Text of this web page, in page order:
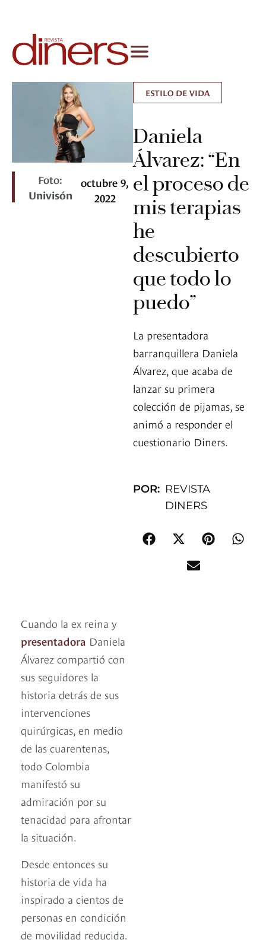
Foto:
Univisón
octubre 9,
2022
ESTILO DE VIDA
Daniela
Álvarez: “En
el proceso de
mis terapias
he
descubierto
que todo lo
puedo”
La presentadora
barranquillera Daniela
Álvarez, que acaba de
lanzar su primera
colección de pijamas, se
animó a responder el
cuestionario Diners.
POR: REVISTA
DINERS
Cuando la ex reina y
presentadora Daniela
Álvarez compartió con
sus seguidores la
historia detrás de sus
intervenciones
quirúrgicas, en medio
de las cuarentenas,
todo Colombia
manifestó su
admiración por su
tenacidad para afrontar
la situación.
Desde entonces su
historia de vida ha
inspirado a cientos de
personas en condición
de movilidad reducida.